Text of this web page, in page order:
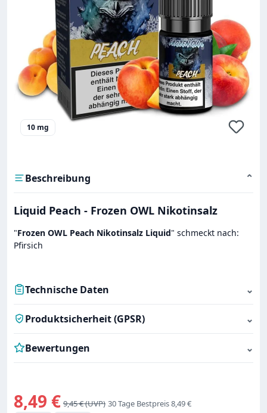
10 mg
Beschreibung ⌄
Liquid Peach - Frozen OWL Nikotinsalz
"Frozen OWL Peach Nikotinsalz Liquid" schmeckt nach:
Pfirsich
Technische Daten ⌄
Produktsicherheit (GPSR) ⌄
Bewertungen ⌄
Verkaufspreis:
8,49 € Regulärer Preis:
9,45 € 30 Tage Bestpreis 8,49 €